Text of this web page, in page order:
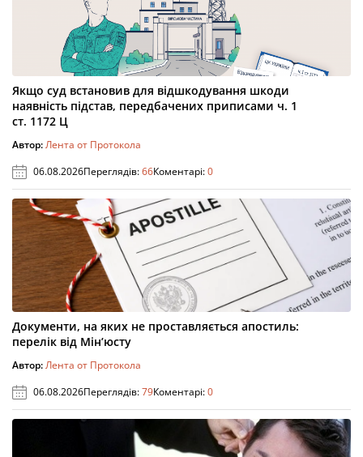
Якщо суд встановив для відшкодування шкоди
наявність підстав, передбачених приписами ч. 1
ст. 1172 Ц
Автор:Лента от Протокола
06.08.2026Переглядів:66Коментарі:0
Документи, на яких не проставляється апостиль:
перелік від Мін’юсту
Автор:Лента от Протокола
06.08.2026Переглядів:79Коментарі:0